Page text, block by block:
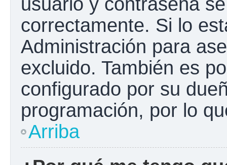
correctamente. Si lo
Administración para
excluido. También es
configurado por su
programación, por lo
Arriba